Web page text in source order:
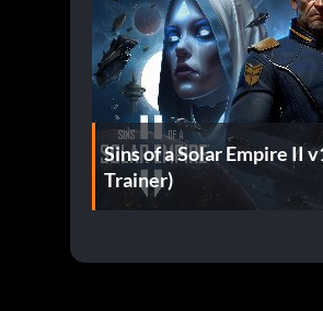
Sins of a Solar Empire II
Trainer)